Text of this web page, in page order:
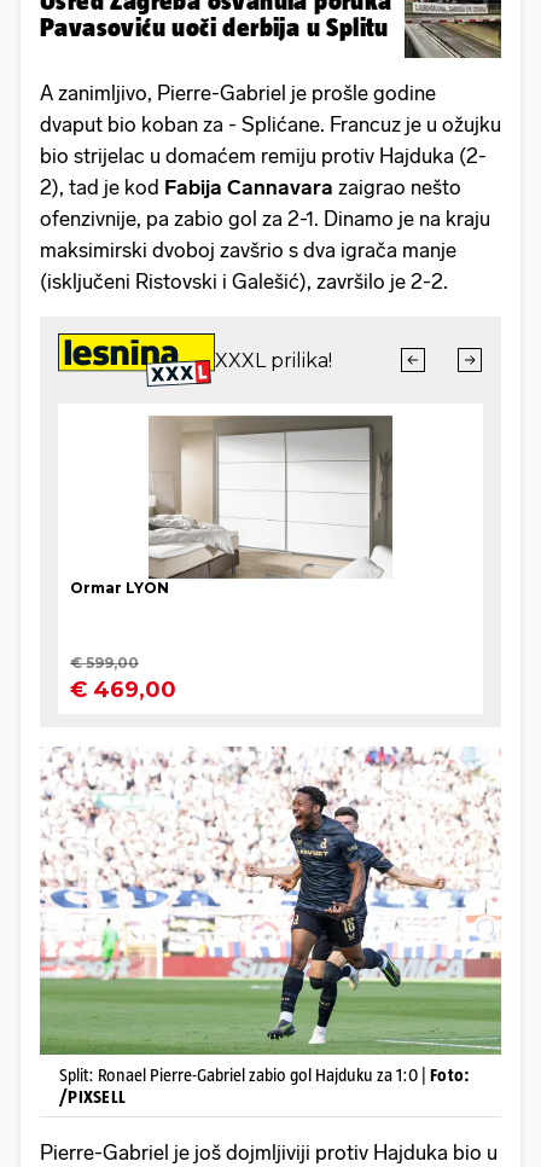
Pavasoviću uoči derbija u Splitu
A zanimljivo, Pierre-Gabriel je prošle godine
dvaput bio koban za - Splićane. Francuz je u ožujku
bio strijelac u domaćem remiju protiv Hajduka (2-
2), tad je kod Fabija Cannavara zaigrao nešto
ofenzivnije, pa zabio gol za 2-1. Dinamo je na kraju
maksimirski dvoboj zavšrio s dva igrača manje
(isključeni Ristovski i Galešić), završilo je 2-2.
Split: Ronael Pierre-Gabriel zabio gol Hajduku za 1:0 | Foto:
/PIXSELL
Pierre-Gabriel je još dojmljiviji protiv Hajduka bio u